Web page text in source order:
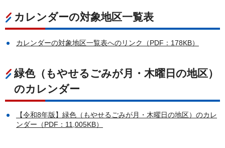
カレンダーの対象地区一覧表
カレンダーの対象地区一覧表へのリンク（PDF：178KB）
緑色（もやせるごみが月・木曜日の地区）
のカレンダー
【令和8年版】緑色（もやせるごみが月・木曜日の地区）のカレ
ンダー（PDF：11,005KB）